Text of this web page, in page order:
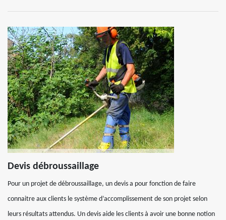
Devis débroussaillage
Pour un projet de débroussaillage, un devis a pour fonction de faire
connaitre aux clients le système d’accomplissement de son projet selon
leurs résultats attendus. Un devis aide les clients à avoir une bonne notion